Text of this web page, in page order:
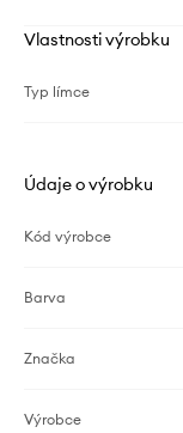
Vlastnosti výrobku
Typ límce
Údaje o výrobku
Kód výrobce
Barva
Značka
Výrobce